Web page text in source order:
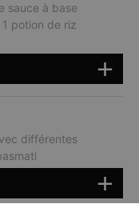
sauce à base
potion de riz
différentes